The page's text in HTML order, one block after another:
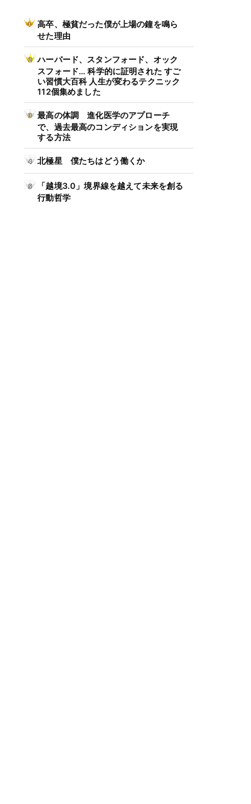
高卒、極貧だった僕が上場の鐘を鳴ら
せた理由
ハーバード、スタンフォード、オック
スフォード… 科学的に証明された すご
い習慣大百科 人生が変わるテクニック
112個集めました
最高の体調 進化医学のアプローチ
で、過去最高のコンディションを実現
する方法
北極星 僕たちはどう働くか
「越境3.0」境界線を越えて未来を創る
行動哲学